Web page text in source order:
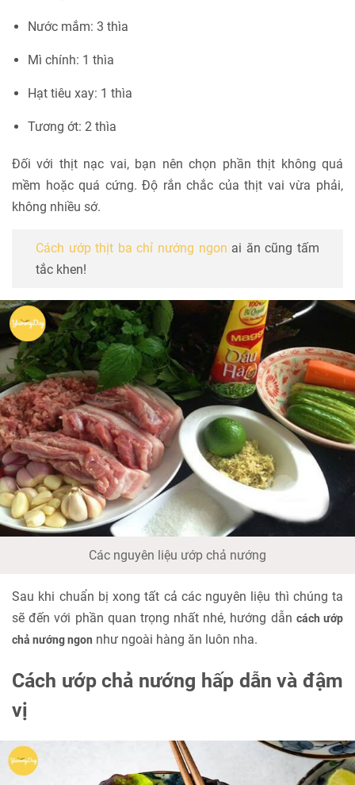
Nước mắm: 3 thìa
Mì chính: 1 thìa
Hạt tiêu xay: 1 thìa
Tương ớt: 2 thìa
Đối với thịt nạc vai, bạn nên chọn phần thịt không quá
mềm hoặc quá cứng. Độ rắn chắc của thịt vai vừa phải,
không nhiều sớ.
Cách ướp thịt ba chỉ nướng ngon ai ăn cũng tấm
tắc khen!
Các nguyên liệu ướp chả nướng
Sau khi chuẩn bị xong tất cả các nguyên liệu thì chúng ta
sẽ đến với phần quan trọng nhất nhé, hướng dẫn cách ướp
chả nướng ngon như ngoài hàng ăn luôn nha.
Cách ướp chả nướng hấp dẫn và đậm
vị